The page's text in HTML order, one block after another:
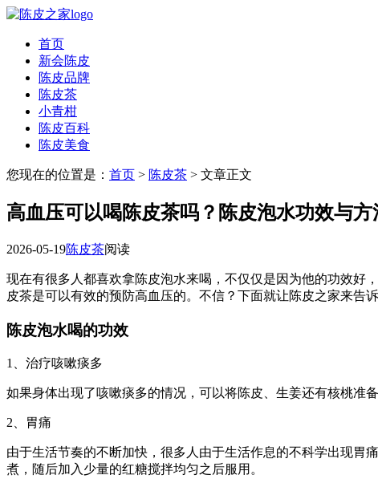
首页
新会陈皮
陈皮品牌
陈皮茶
小青柑
陈皮百科
陈皮美食
您现在的位置是： 首页 > 陈皮茶 > 文章正文
高血压可以喝陈皮茶吗？陈皮泡水功效与方
2026-05-19陈皮茶阅读
现在有很多人都喜欢拿陈皮泡水来喝，不仅仅是因为他的功效好
皮茶是可以有效的预防高血压的。不信？下面就让陈皮之家来告
陈皮泡水喝的功效
1、治疗咳嗽痰多
如果身体出现了咳嗽痰多的情况，可以将陈皮、生姜还有核桃准
2、胃痛
由于生活节奏的不断加快，很多人由于生活作息的不科学出现胃
煮，随后加入少量的红糖搅拌均匀之后服用。